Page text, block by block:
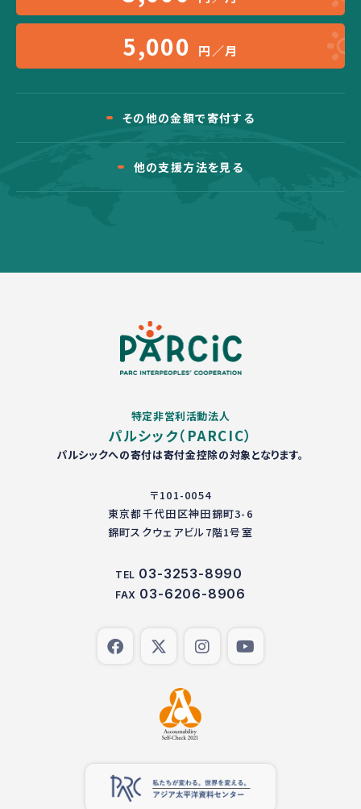
5,000 円／月
その他の金額で寄付する
他の支援方法を見る
特定非営利活動法人
パルシック（PARCIC）
パルシックへの寄付は寄付金控除の対象となります。
〒101-0054
東京都千代田区神田錦町3-6
錦町スクウェアビル7階1号室
TEL 03-3253-8990
FAX 03-6206-8906